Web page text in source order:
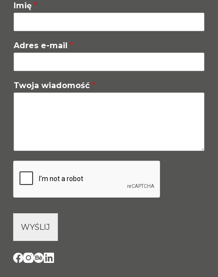
Imię *
Adres e-mail *
Twoja wiadomość *
WYŚLIJ